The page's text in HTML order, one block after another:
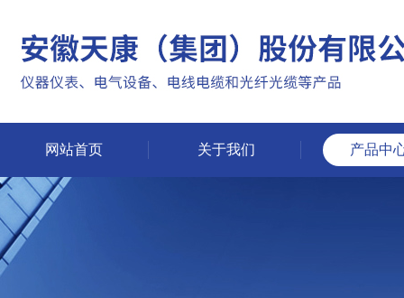
网站首页 关于我们 产品中